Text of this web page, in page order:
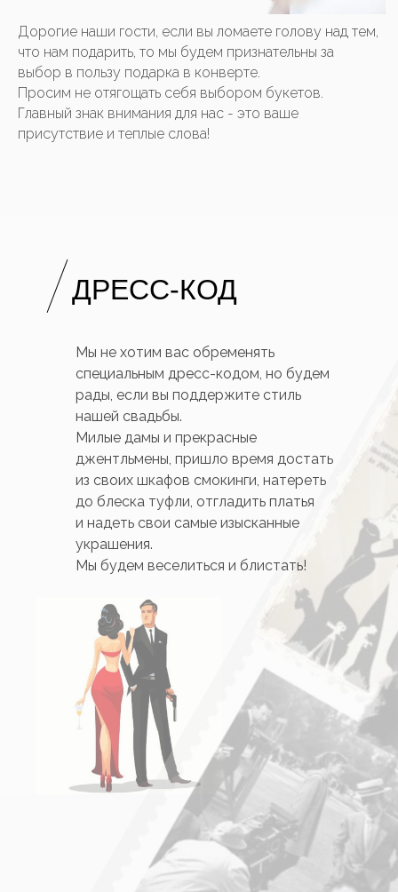
Дорогие наши гости, если вы ломаете голову над тем,
что нам подарить, то мы будем признательны за
выбор в пользу подарка в конверте.
Просим не отягощать себя выбором букетов.
Главный знак внимания для нас - это ваше
присутствие и теплые слова!
ДРЕСС-КОД
Мы не хотим вас обременять
специальным дресс-кодом, но будем
рады, если вы поддержите стиль
нашей свадьбы.
Милые дамы и прекрасные
джентльмены, пришло время достать
из своих шкафов смокинги, натереть
до блеска туфли, отгладить платья
и надеть свои самые изысканные
украшения.
Мы будем веселиться и блистать!